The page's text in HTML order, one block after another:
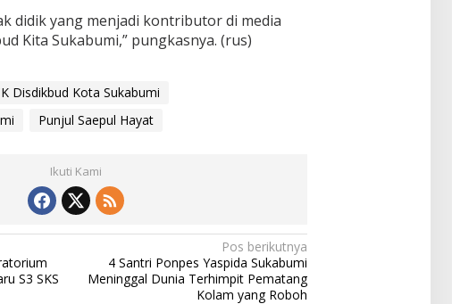
didik yang menjadi kontributor di media
Kita Sukabumi,” pungkasnya. (rus)
Disdikbud Kota Sukabumi
Punjul Saepul Hayat
Ikuti Kami
S3 SKS
Pos berikutnya
4 Santri Ponpes Yaspida Sukabumi
Meninggal Dunia Terhimpit Pematang
Kolam yang Roboh